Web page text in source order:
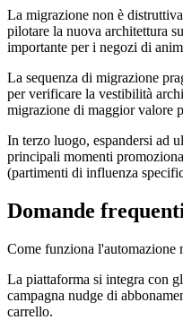
La migrazione non è
pilotare la nuova architettura
importante per i negozi di
La sequenza di migrazione
per verificare la vestibilità
migrazione di maggior valore
In terzo luogo, espandersi ad
principali momenti
(partimenti di influenza
Domande
Come funziona l'automazione
La piattaforma si integra con
campagna nudge di
carrello.